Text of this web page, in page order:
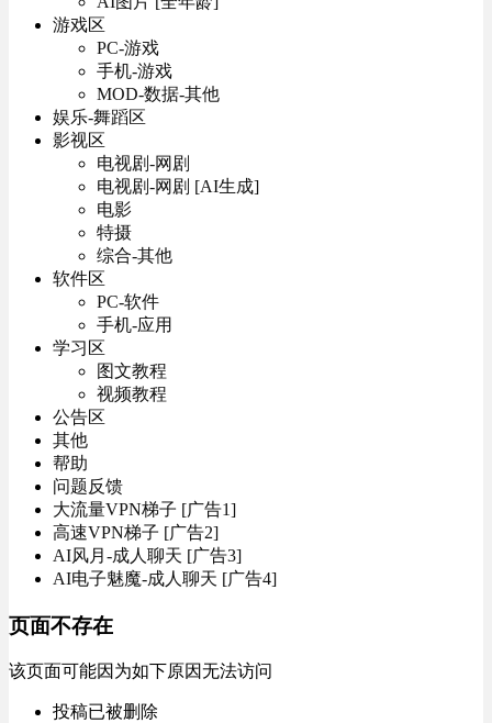
游戏区
PC-游戏
手机-游戏
MOD-数据-其他
娱乐-舞蹈区
影视区
电视剧-网剧
电视剧-网剧 [AI生成]
电影
特摄
综合-其他
软件区
PC-软件
手机-应用
学习区
图文教程
视频教程
公告区
其他
帮助
问题反馈
大流量VPN梯子 [广告1]
高速VPN梯子 [广告2]
AI风月-成人聊天 [广告3]
AI电子魅魔-成人聊天 [广告4]
页面不存在
该页面可能因为如下原因无法访问
投稿已被删除